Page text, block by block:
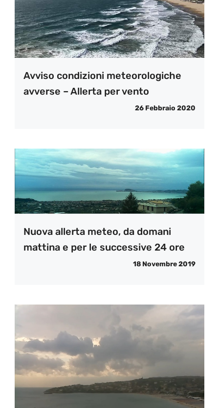
Avviso condizioni meteorologiche
avverse – Allerta per vento
26 Febbraio 2020
Nuova allerta meteo, da domani
mattina e per le successive 24 ore
18 Novembre 2019